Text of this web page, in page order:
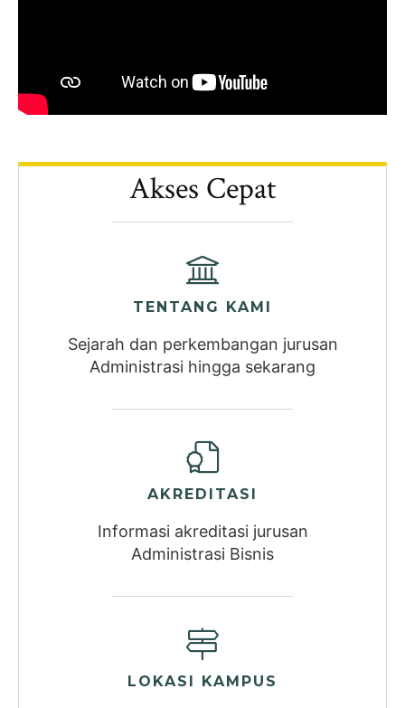
Akses Cepat
TENTANG KAMI
Sejarah dan perkembangan jurusan
Administrasi hingga sekarang
AKREDITASI
Informasi akreditasi jurusan
Administrasi Bisnis
LOKASI KAMPUS